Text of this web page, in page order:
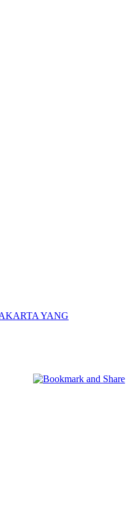
YANG